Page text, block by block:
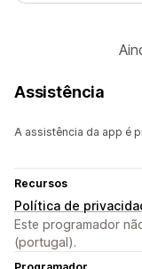
Assistência
A assistência da app é
Recursos
Política de
Este programador
(portugal).